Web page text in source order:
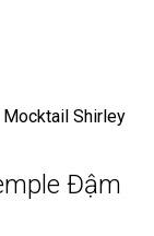
Mocktail Shirley
Đậm